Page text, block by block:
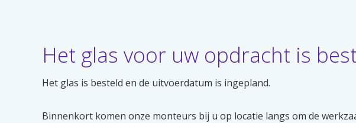
Het glas voor uw opdracht is
Het glas is besteld en de uitvoerdatum is ingepland.
Binnenkort komen onze monteurs bij u op locatie langs om de